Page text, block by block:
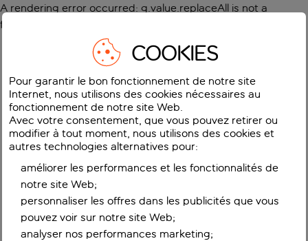
A rendering error occurred: g.value.replaceAll is not a
function
COOKIES
Pour garantir le bon fonctionnement de notre site
Internet, nous utilisons des cookies nécessaires au
fonctionnement de notre site Web.
Avec votre consentement, que vous pouvez retirer ou
modifier à tout moment, nous utilisons des cookies et
autres technologies alternatives pour:
améliorer les performances et les fonctionnalités de
notre site Web;
personnaliser les offres dans les publicités que vous
pouvez voir sur notre site Web;
analyser nos performances marketing;